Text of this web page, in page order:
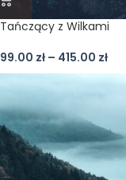
Tańczący z Wilkami
99.00 zł – 415.00 zł